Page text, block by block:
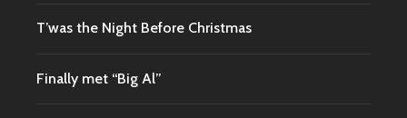
T’was the Night Before Christmas
Finally met “Big Al”